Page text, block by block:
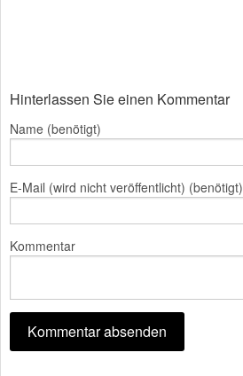
Hinterlassen Sie einen Kommentar
Name (benötigt)
E-Mail (wird nicht veröffentlicht) (benötigt)
Kommentar